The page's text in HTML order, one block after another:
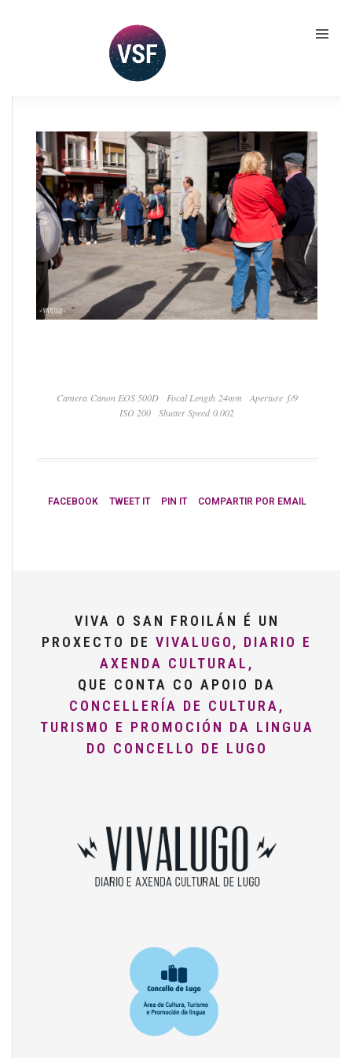
Camera Canon EOS 500D Focal Length 24mm
Aperture ƒ/9
ISO 200
Shutter Speed 0.002
FACEBOOK TWEET IT PIN IT COMPARTIR POR EMAIL
VIVA O SAN FROILÁN É UN
PROXECTO DE VIVALUGO, DIARIO E
AXENDA CULTURAL,
QUE CONTA CO APOIO DA
CONCELLERÍA DE CULTURA,
TURISMO E PROMOCIÓN DA LINGUA
DO CONCELLO DE LUGO